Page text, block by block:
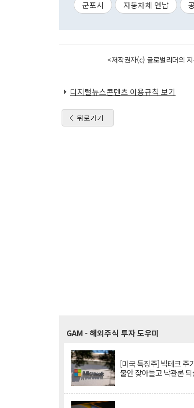
군포시 자동차체 연납
<저작권자(c) 글로벌리더의
디지털뉴스콘텐츠 이용규칙 보기
뒤로가기
GAM - 해외주식 투자 도우미
[미국 특징주] 빅테크 주
불안 잦아들고 낙관론